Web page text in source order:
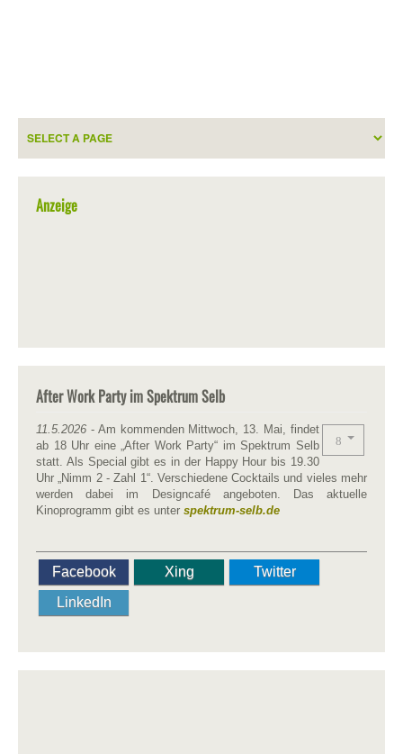
Anzeige
After Work Party im Spektrum Selb
11.5.2026 - Am kommenden Mittwoch, 13. Mai, findet
ab 18 Uhr eine „After Work Party“ im Spektrum Selb
statt. Als Special gibt es in der Happy Hour bis 19.30
Uhr „Nimm 2 - Zahl 1“. Verschiedene Cocktails und vieles mehr
werden dabei im Designcafé angeboten. Das aktuelle
Kinoprogramm gibt es unter spektrum-selb.de
Facebook Xing
Twitter
LinkedIn